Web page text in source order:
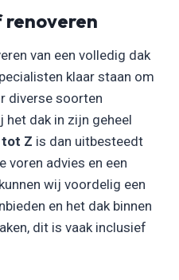
renoveren
van een volledig dak
klaar staan om
diverse soorten
het dak in zijn geheel
tot Z is dan uitbesteedt
voren advies en een
wij voordelig een
en het dak binnen
dit is vaak inclusief